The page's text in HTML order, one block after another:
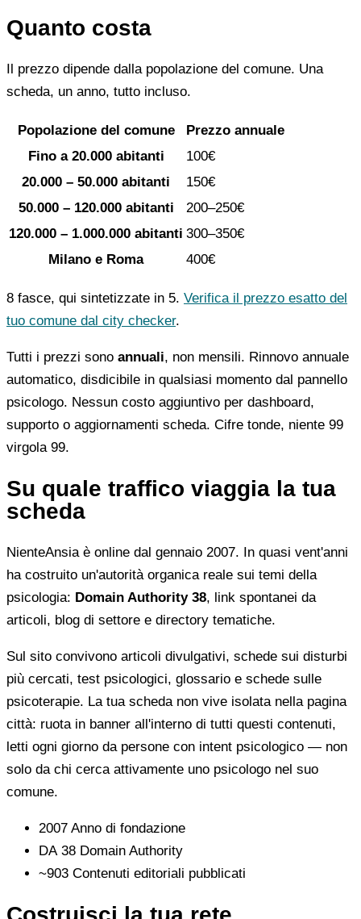
Quanto costa
Il prezzo dipende dalla popolazione del comune. Una
scheda, un anno, tutto incluso.
Popolazione del comune
Prezzo annuale
Fino a 20.000 abitanti
100€
20.000 – 50.000 abitanti
150€
50.000 – 120.000 abitanti
200–250€
120.000 – 1.000.000 abitanti 300–350€
Milano e Roma
400€
8 fasce, qui sintetizzate in 5. Verifica il prezzo esatto del
tuo comune dal city checker.
Tutti i prezzi sono annuali, non mensili. Rinnovo annuale
automatico, disdicibile in qualsiasi momento dal pannello
psicologo. Nessun costo aggiuntivo per dashboard,
supporto o aggiornamenti scheda. Cifre tonde, niente 99
virgola 99.
Su quale traffico viaggia la tua
scheda
NienteAnsia è online dal gennaio 2007. In quasi vent'anni
ha costruito un'autorità organica reale sui temi della
psicologia: Domain Authority 38, link spontanei da
articoli, blog di settore e directory tematiche.
Sul sito convivono articoli divulgativi, schede sui disturbi
più cercati, test psicologici, glossario e schede sulle
psicoterapie. La tua scheda non vive isolata nella pagina
città: ruota in banner all'interno di tutti questi contenuti,
letti ogni giorno da persone con intent psicologico — non
solo da chi cerca attivamente uno psicologo nel suo
comune.
2007 Anno di fondazione
DA 38 Domain Authority
~903 Contenuti editoriali pubblicati